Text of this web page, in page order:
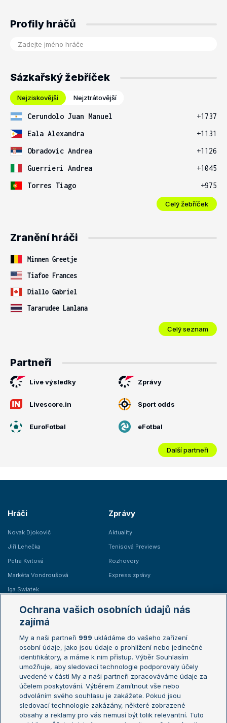
Profily hráčů
Sázkařský žebříček
Nejziskovější Nejztrátovější
Cerundolo Juan Manuel
+1737
Eala Alexandra
+1131
Obradovic Andrea
+1126
Guerrieri Andrea
+1045
Torres Tiago
+975
Celý žebříček
Zranění hráči
Minnen Greetje
Tiafoe Frances
Diallo Gabriel
Tararudee Lanlana
Celý seznam
Partneři
Live výsledky Zprávy
Livescore.in Sport odds
EuroFotbal eFotbal
Další partneři
Hráči
Novak Djokovič
Jiří Lehečka
Petra Kvitová
Markéta Vondroušová
Iga Swiatek
Zprávy
Aktuality
Tenisová Previews
Rozhovory
Express zprávy
Žebříčky
Žebříček ATP (muži)
Žebříček WTA (ženy)
Sázkařský žebříček
Australian Open
French Open
Wimbledon
US Open
Turnaj mistrů
Turnaj mistryň
Ochrana vašich osobních údajů nás
zajímá
My a naši partneři 999 ukládáme do vašeho zařízení
osobní údaje, jako jsou údaje o prohlížení nebo jedinečné
identifikátory, a máme k nim přístup. Výběr Souhlasím
umožňuje, aby sledovací technologie podporovaly účely
uvedené v části My a naši partneři zpracováváme údaje za
účelem poskytování. Výběrem Zamítnout vše nebo
odvoláním svého souhlasu je zakážete. Pokud jsou
sledovací technologie zakázány, některé zobrazené
obsahy a reklamy pro vás nemusí být tolik relevantní. Tuto